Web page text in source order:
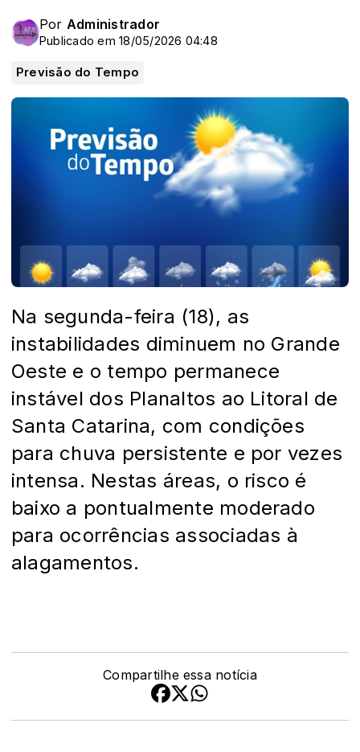
Por Administrador
Publicado em 18/05/2026 04:48
Previsão do Tempo
Na segunda-feira (18), as
instabilidades diminuem no Grande
Oeste e o tempo permanece
instável dos Planaltos ao Litoral de
Santa Catarina, com condições
para chuva persistente e por vezes
intensa. Nestas áreas, o risco é
baixo a pontualmente moderado
para ocorrências associadas à
alagamentos.
Compartilhe essa notícia